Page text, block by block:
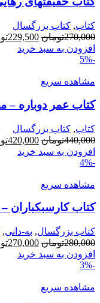
کتاب, کتاب بزرگسال
270,000تومان قیمت
اصلی:
229,500
افزودن به سبد خرید
-5%
مشاهده سریع
کتاب عمر دوباره
کتاب, کتاب بزرگسال
440,000تومان قیمت
اصلی:
420,000
افزودن به سبد خرید
-4%
مشاهده سریع
کتاب کارسبکباران
کتاب بزرگسال, به-دانی,
280,000تومان قیمت
اصلی:
270,000
افزودن به سبد خرید
-3%
مشاهده سریع